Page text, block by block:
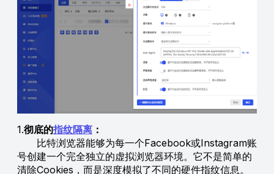
1.彻底的指纹隔离 ：
比特浏览器能够为每一个Facebook或Instagram账
号创建一个完全独立的虚拟浏览器环境。它不是简单的
清除Cookies，而是深度模拟了不同的硬件指纹信息。